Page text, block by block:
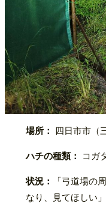
場所： 四日市市（
ハチの種類： コガ
状況：
「弓道場の
なり、見てほしい